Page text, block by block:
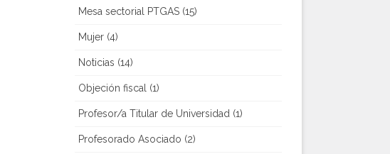
Mesa sectorial PTGAS(15)
Mujer(4)
Noticias (14)
Objeción fiscal(1)
Profesor/a Titular de Universidad(1)
Profesorado Asociado (2)